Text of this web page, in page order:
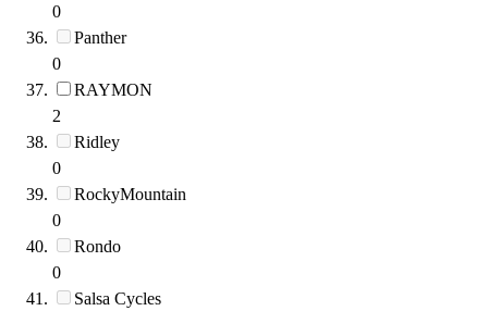
0
Panther
0
RAYMON
2
Ridley
0
RockyMountain
0
Rondo
0
Salsa Cycles